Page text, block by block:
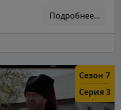
Подробнее...
Сезон 7
Серия 3